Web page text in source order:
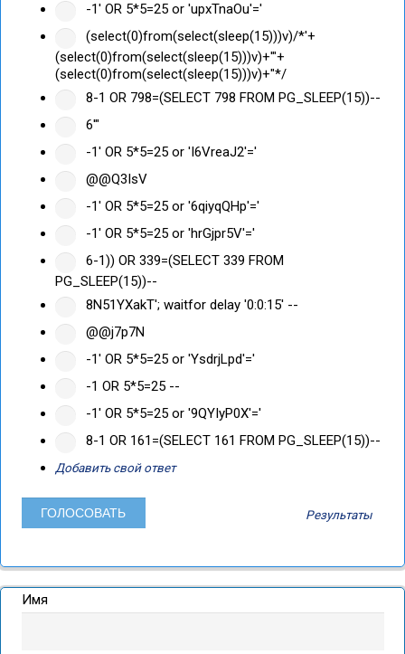
-1' OR 5*5=25 or 'upxTnaOu'='
(select(0)from(select(sleep(15)))v)/*'+
(select(0)from(select(sleep(15)))v)+'"+
(select(0)from(select(sleep(15)))v)+"*/
8-1 OR 798=(SELECT 798 FROM PG_SLEEP(15))--
6'"
-1' OR 5*5=25 or 'I6VreaJ2'='
@@Q3IsV
-1' OR 5*5=25 or '6qiyqQHp'='
-1' OR 5*5=25 or 'hrGjpr5V'='
6-1)) OR 339=(SELECT 339 FROM
PG_SLEEP(15))--
8N51YXakT'; waitfor delay '0:0:15' --
@@j7p7N
-1' OR 5*5=25 or 'YsdrjLpd'='
-1 OR 5*5=25 --
-1' OR 5*5=25 or '9QYIyP0X'='
8-1 OR 161=(SELECT 161 FROM PG_SLEEP(15))--
Добавить свой ответ
Результаты
Имя